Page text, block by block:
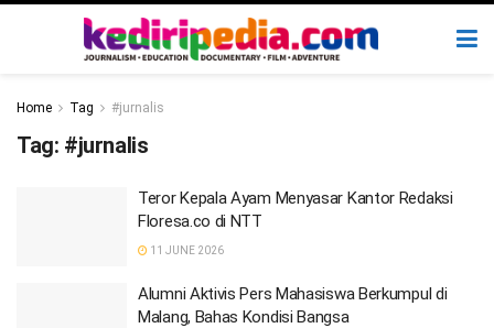
Home Tag #jurnalis
Tag: #jurnalis
Teror Kepala Ayam Menyasar Kantor Redaksi
Floresa.co di NTT
11 JUNE 2026
Alumni Aktivis Pers Mahasiswa Berkumpul di
Malang, Bahas Kondisi Bangsa